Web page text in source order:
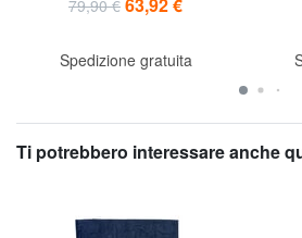
79,90 €
Spedizione gratuita
Ti potrebbero interessare anche